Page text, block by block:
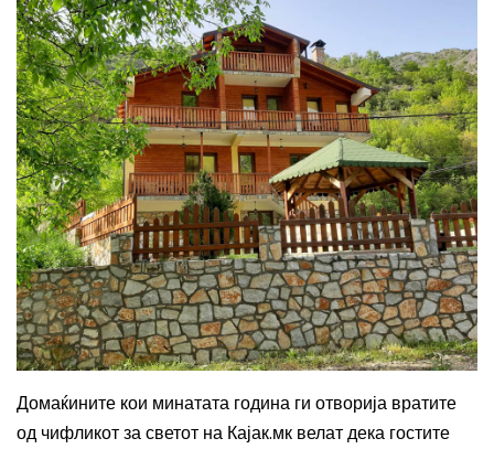
Домаќините кои минатата година ги отворија вратите
од чифликот за светот на Кајак.мк велат дека гостите